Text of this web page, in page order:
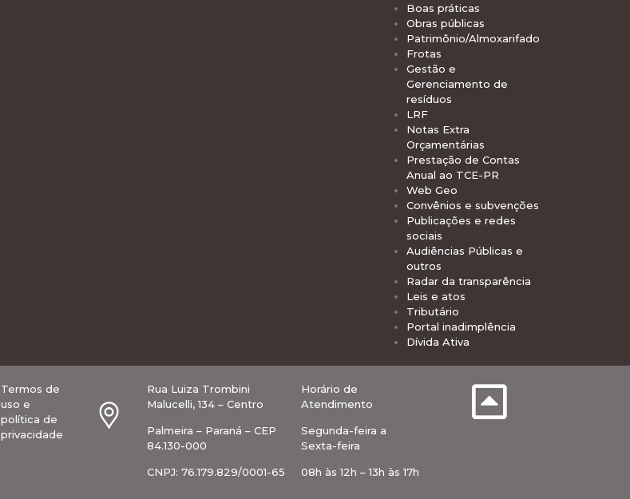
Boas práticas
Obras públicas
Patrimônio/Almoxarifado
Frotas
Gestão e
Gerenciamento de
resíduos
LRF
Notas Extra
Orçamentárias
Prestação de Contas
Anual ao TCE-PR
Web Geo
Convênios e subvenções
Publicações e redes
sociais
Audiências Públicas e
outros
Radar da transparência
Leis e atos
Tributário
Portal inadimplência
Dívida Ativa
Termos de
uso e
política de
privacidade
Rua Luiza Trombini
Malucelli, 134 – Centro
Palmeira – Paraná – CEP
84.130-000
CNPJ: 76.179.829/0001-65
Horário de
Atendimento
Segunda-feira a
Sexta-feira
08h às 12h – 13h às 17h